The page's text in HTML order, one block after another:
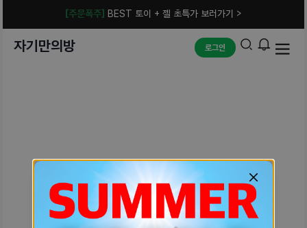
[주문폭주] BEST 토이 + 젤 초특가 보러가기 >
자기만의방 로그인
예상치 못한 에러입니다.